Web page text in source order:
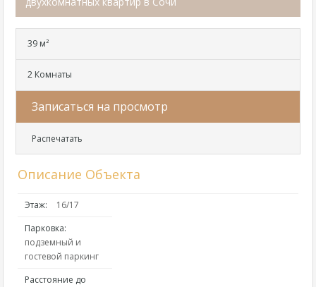
39 м²
2 Комнаты
Записаться на просмотр
Распечатать
Описание Объекта
Этаж:
16/17
Парковка:
подземный и
гостевой паркинг
Расстояние до